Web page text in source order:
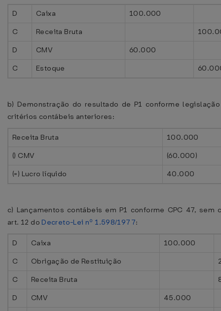
D Caixa
100.000
C
Receita Bruta
D
CMV
60.000
C
Estoque
b) Demonstração do resultado de P1 conforme
critérios contábeis anteriores:
Receita Bruta
100.000
() CMV
(60.000)
(=) Lucro líquido
40.000
c) Lançamentos contábeis em P1 conforme CPC 47, sem
art. 12 do Decreto-Lei nº 1.598/1977:
D Caixa
100.000
C
Obrigação de Restituição
C
Receita Bruta
D
CMV
45.000